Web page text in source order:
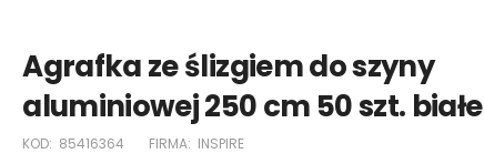
Agrafka ze ślizgiem do szyny
aluminiowej 250 cm 50 szt. białe
KOD: 85416364 FIRMA: INSPIRE